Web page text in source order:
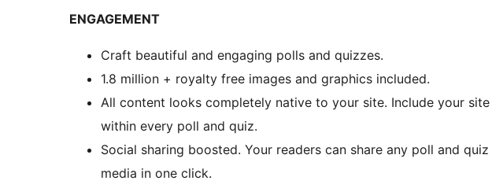
ENGAGEMENT
Craft beautiful and engaging polls and quizzes.
1.8 million + royalty free images and graphics included.
All content looks completely native to your site. Include your
within every poll and quiz.
Social sharing boosted. Your readers can share any poll and
media in one click.